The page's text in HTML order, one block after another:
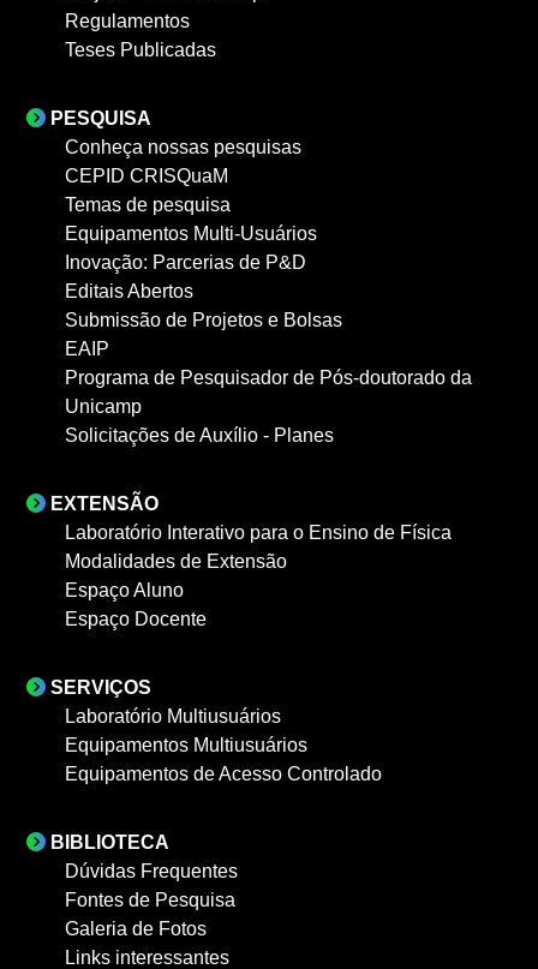
Regulamentos
Teses Publicadas
PESQUISA
Conheça nossas pesquisas
CEPID CRISQuaM
Temas de pesquisa
Equipamentos Multi-Usuários
Inovação: Parcerias de P&D
Editais Abertos
Submissão de Projetos e Bolsas
EAIP
Programa de Pesquisador de Pós-doutorado da
Unicamp
Solicitações de Auxílio - Planes
EXTENSÃO
Laboratório Interativo para o Ensino de Física
Modalidades de Extensão
Espaço Aluno
Espaço Docente
SERVIÇOS
Laboratório Multiusuários
Equipamentos Multiusuários
Equipamentos de Acesso Controlado
BIBLIOTECA
Dúvidas Frequentes
Fontes de Pesquisa
Galeria de Fotos
Links interessantes